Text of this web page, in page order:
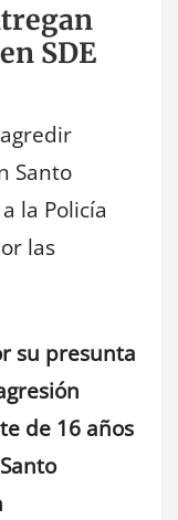
SDE
Santo
la Policía
las
su presunta
de 16 años